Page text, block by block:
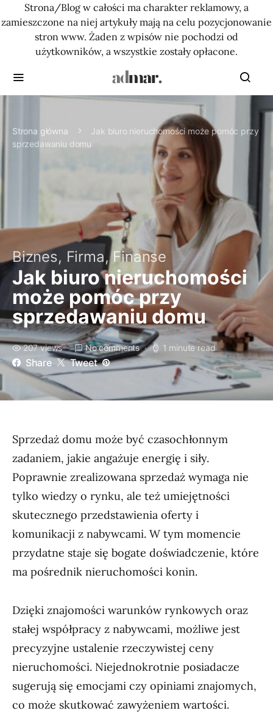
Strona/Blog w całości ma charakter reklamowy, a
zamieszczone na niej artykuły mają na celu pozycjonowanie
stron www. Żaden z wpisów nie pochodzi od
użytkowników, a wszystkie zostały opłacone.
Strona główna
Jak biuro nieruchomości może pomóc przy
sprzedawaniu domu
Biznes, Firma, Finanse
Jak biuro nieruchomości
może pomóc przy
sprzedawaniu domu
207 views No comments 1 minute read
Share Tweet
Sprzedaż domu może być czasochłonnym
zadaniem, jakie angażuje energię i siły.
Poprawnie zrealizowana sprzedaż wymaga nie
tylko wiedzy o rynku, ale też umiejętności
skutecznego przedstawienia oferty i
komunikacji z nabywcami. W tym momencie
przydatne staje się bogate doświadczenie, które
ma pośrednik nieruchomości konin.
Dzięki znajomości warunków rynkowych oraz
stałej współpracy z nabywcami, możliwe jest
precyzyjne ustalenie rzeczywistej ceny
nieruchomości. Niejednokrotnie posiadacze
sugerują się emocjami czy opiniami znajomych,
co może skutkować zawyżeniem wartości.